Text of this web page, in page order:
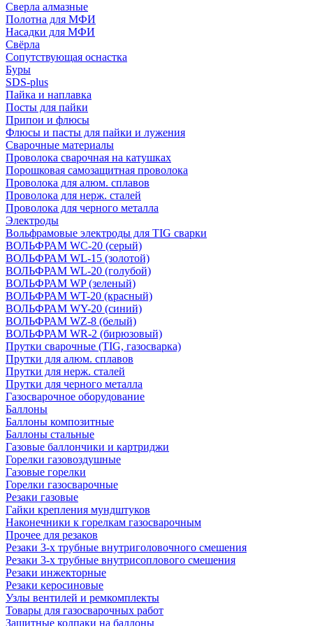
Сверла алмазные
Полотна для МФИ
Насадки для МФИ
Свёрла
Сопутствующая оснастка
Буры
SDS-plus
Пайка и наплавка
Посты для пайки
Припои и флюсы
Флюсы и пасты для пайки и лужения
Сварочные материалы
Проволока сварочная на катушках
Порошковая самозащитная проволока
Проволока для алюм. сплавов
Проволока для нерж. сталей
Проволока для черного металла
Электроды
Вольфрамовые электроды для TIG сварки
ВОЛЬФРАМ WC-20 (серый)
ВОЛЬФРАМ WL-15 (золотой)
ВОЛЬФРАМ WL-20 (голубой)
ВОЛЬФРАМ WP (зеленый)
ВОЛЬФРАМ WT-20 (красный)
ВОЛЬФРАМ WY-20 (синий)
ВОЛЬФРАМ WZ-8 (белый)
ВОЛЬФРАМ WR-2 (бирюзовый)
Прутки сварочные (TIG, газосварка)
Прутки для алюм. сплавов
Прутки для нерж. сталей
Прутки для черного металла
Газосварочное оборудование
Баллоны
Баллоны композитные
Баллоны стальные
Газовые баллончики и картриджи
Горелки газовоздушные
Газовые горелки
Горелки газосварочные
Резаки газовые
Гайки крепления мундштуков
Наконечники к горелкам газосварочным
Прочее для резаков
Резаки 3-х трубные внутриголовочного смешения
Резаки 3-х трубные внутрисоплового смешения
Резаки инжекторные
Резаки керосиновые
Узлы вентилей и ремкомплекты
Товары для газосварочных работ
Защитные колпаки на баллоны